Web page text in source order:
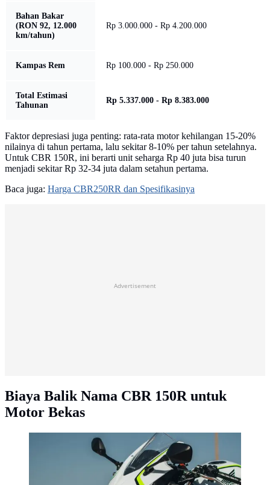
Bahan Bakar
(RON 92, 12.000
km/tahun)
Rp 3.000.000 - Rp 4.200.000
Kampas Rem Rp 100.000 - Rp 250.000
Total Estimasi
Tahunan
Rp 5.337.000 - Rp 8.383.000
Faktor depresiasi juga penting: rata-rata motor kehilangan 15-20%
nilainya di tahun pertama, lalu sekitar 8-10% per tahun setelahnya.
Untuk CBR 150R, ini berarti unit seharga Rp 40 juta bisa turun
menjadi sekitar Rp 32-34 juta dalam setahun pertama.
Baca juga: Harga CBR250RR dan Spesifikasinya
Advertisement
Biaya Balik Nama CBR 150R untuk
Motor Bekas